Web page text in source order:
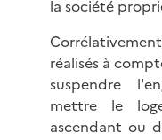
la société
réalisés à
suspendre
mettre le
ascendant ou